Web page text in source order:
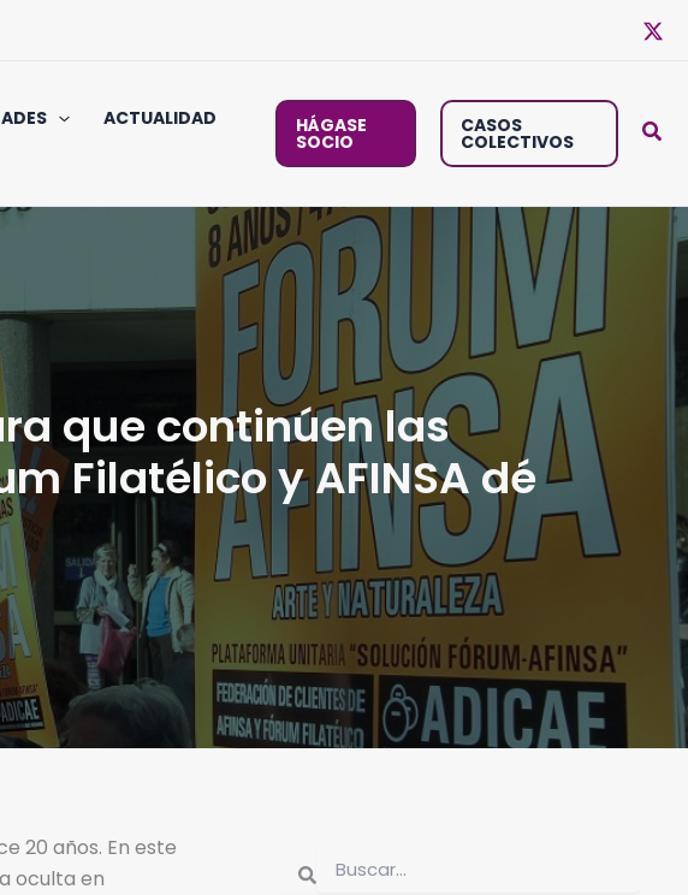
ACTUALIDAD
HÁGASE
SOCIO
CASOS
COLECTIVOS
que continúen las
Filatélico y AFINSA dé
20 años. En este
oculta en
Buscar